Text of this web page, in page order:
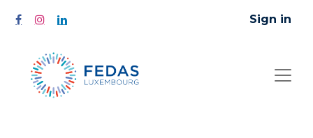
Sign in